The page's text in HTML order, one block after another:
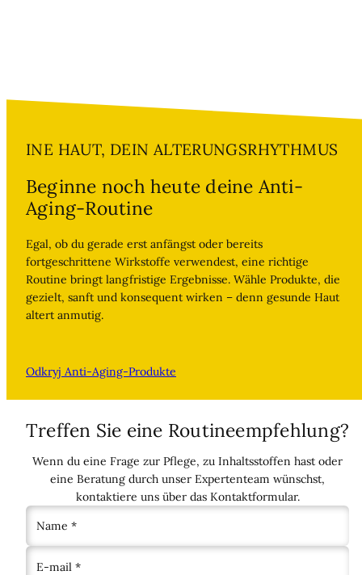
INE HAUT, DEIN ALTERUNGSRHYTHMUS
Beginne noch heute deine Anti-
Aging-Routine
Egal, ob du gerade erst anfängst oder bereits
fortgeschrittene Wirkstoffe verwendest, eine richtige
Routine bringt langfristige Ergebnisse. Wähle Produkte, die
gezielt, sanft und konsequent wirken – denn gesunde Haut
altert anmutig.
Odkryj Anti-Aging-Produkte
Treffen Sie eine Routineempfehlung?
Wenn du eine Frage zur Pflege, zu Inhaltsstoffen hast oder
eine Beratung durch unser Expertenteam wünschst,
kontaktiere uns über das Kontaktformular.
Name *
E-mail *